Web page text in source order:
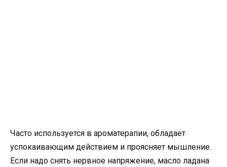
Часто используется в ароматерапии, обладает
успокаивающим действием и проясняет мышление.
Если надо снять нервное напряжение, масло ладана